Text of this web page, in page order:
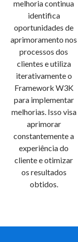
melhoria continua
identifica
oportunidades de
aprimoramento nos
processos dos
clientes e utiliza
iterativamente o
Framework W3K
para implementar
melhorias. Isso visa
aprimorar
constantemente a
experiência do
cliente e otimizar
os resultados
obtidos.